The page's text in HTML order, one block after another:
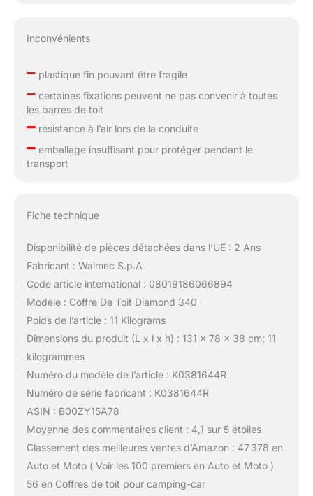
Inconvénients
–plastique fin pouvant être fragile
–certaines fixations peuvent ne pas convenir à toutes
les barres de toit
–résistance à l’air lors de la conduite
–emballage insuffisant pour protéger pendant le
transport
Fiche technique
Disponibilité de pièces détachées dans l’UE : 2 Ans
Fabricant : Walmec S.p.A
Code article international : 08019186066894
Modèle : Coffre De Toit Diamond 340
Poids de l’article : 11 Kilograms
Dimensions du produit (L x l x h) : 131 x 78 x 38 cm; 11
kilogrammes
Numéro du modèle de l’article : K0381644R
Numéro de série fabricant : K0381644R
ASIN : B00ZY15A78
Moyenne des commentaires client : 4,1 sur 5 étoiles
Classement des meilleures ventes d’Amazon : 47 378 en
Auto et Moto ( Voir les 100 premiers en Auto et Moto )
56 en Coffres de toit pour camping-car